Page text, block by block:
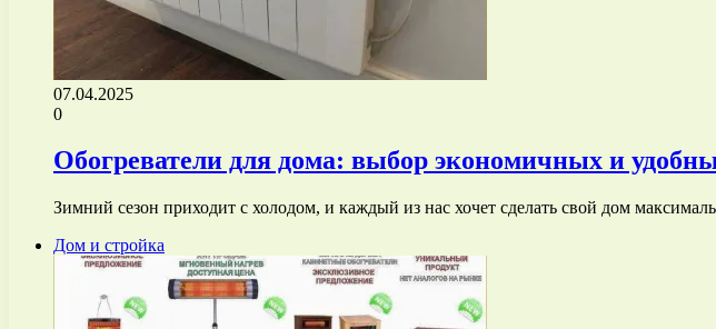
07.04.2025
0
Обогреватели для дома: выбор экономичных и
Зимний сезон приходит с холодом, и каждый из нас хочет сделать свой дом
Дом и стройка